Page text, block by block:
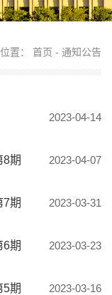
置： 首页 - 通知公告
2023-04-14
2023-04-07
8期
2023-03-31
7期
2023-03-23
6期
2023-03-16
5期